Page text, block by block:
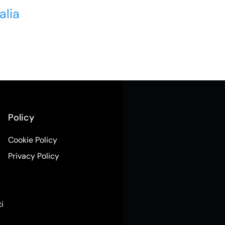
Policy
Cookie Policy
Privacy Policy